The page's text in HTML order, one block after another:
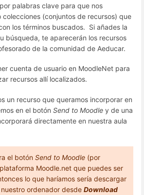
palabras clave para que nos
colecciones (conjuntos de recursos) que
los términos buscados. Si añades la
búsqueda, te aparecerán los recursos
de la comunidad de Aeducar.
cuenta de usuario en MoodleNet para
recursos allí localizados.
un recurso que queramos incorporar en
en el botón Send to Moodle y de una
directamente en nuestra aula
el botón Send to Moodle (por
Moodle.net que puedes ser
lo que haríamos sería descargar
ordenador desde Download